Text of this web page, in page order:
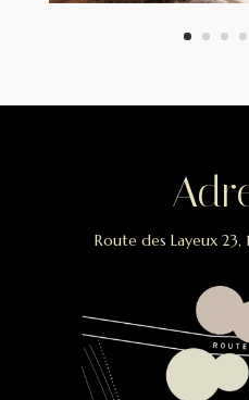
Route des Layeux 23,